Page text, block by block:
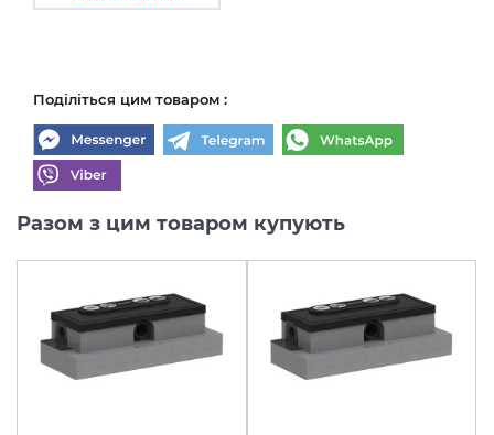
Поділіться цим товаром :
Разом з цим товаром купують